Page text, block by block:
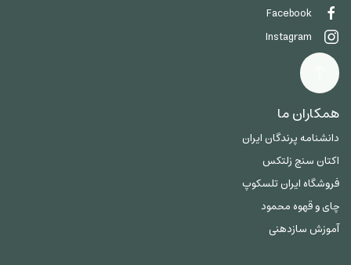
Facebook
Instagram
همکاران ما
دانشنامه پرندگان ایران
اکتان سنج زلتکس
فروشگاه ایران تلسکوپ
چای و قهوه محمود
آموزش سازدهنی